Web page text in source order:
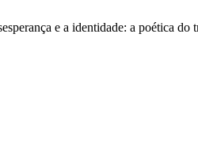
e a identidade: a poética do